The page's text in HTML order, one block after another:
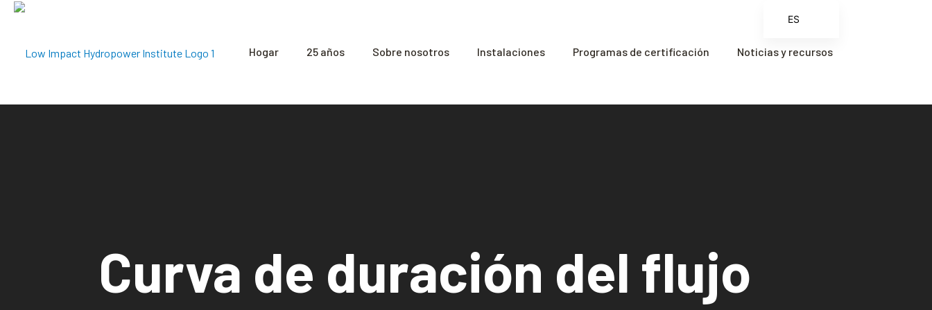
Hogar 25 años Sobre nosotros Instalaciones Programas de certificación Noticias y recursos
Curva de duración del flujo
ES